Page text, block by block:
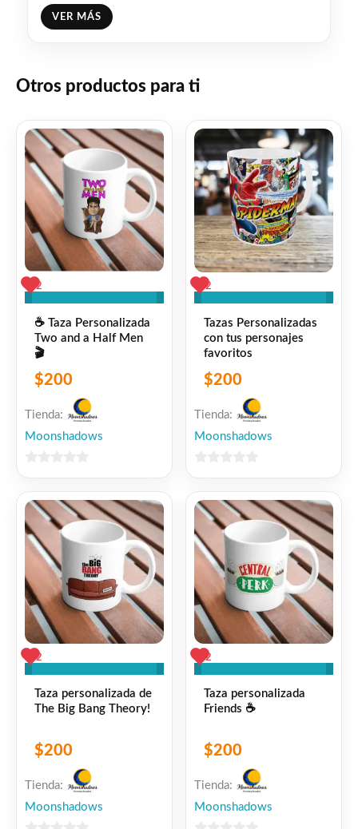
calidad
Diseño inspirado en tus personajes
HarperyJake Harper
los lavados)
Apta para microondas
🎁Ideal para:
Regalar a fans de la serie
Cumpleaños, ocasiones especiales o
darte un gusto
🔥 ¡Personalizable!
Podés agregar nombre, frase o diseño a tu
gusto.
Share Facebook
WhatsApp
GmailEmail
Copy
Link
Twitter
Share
❤ME GUSTA2
👍 2 personas recomiendan este producto
VER MÁS
Otros productos para ti
2
☕ Taza Personalizada
Two and a Half Men
🎬
$200
Tienda:
Moonshadows
5
2
Tazas Personalizadas
con tus personajes
favoritos
$200
Tienda:
Moonshadows
5
2
Taza personalizada de
The Big Bang Theory!
$200
Tienda:
Moonshadows
2
Taza personalizada
Friends ☕
$200
Tienda:
Moonshadows